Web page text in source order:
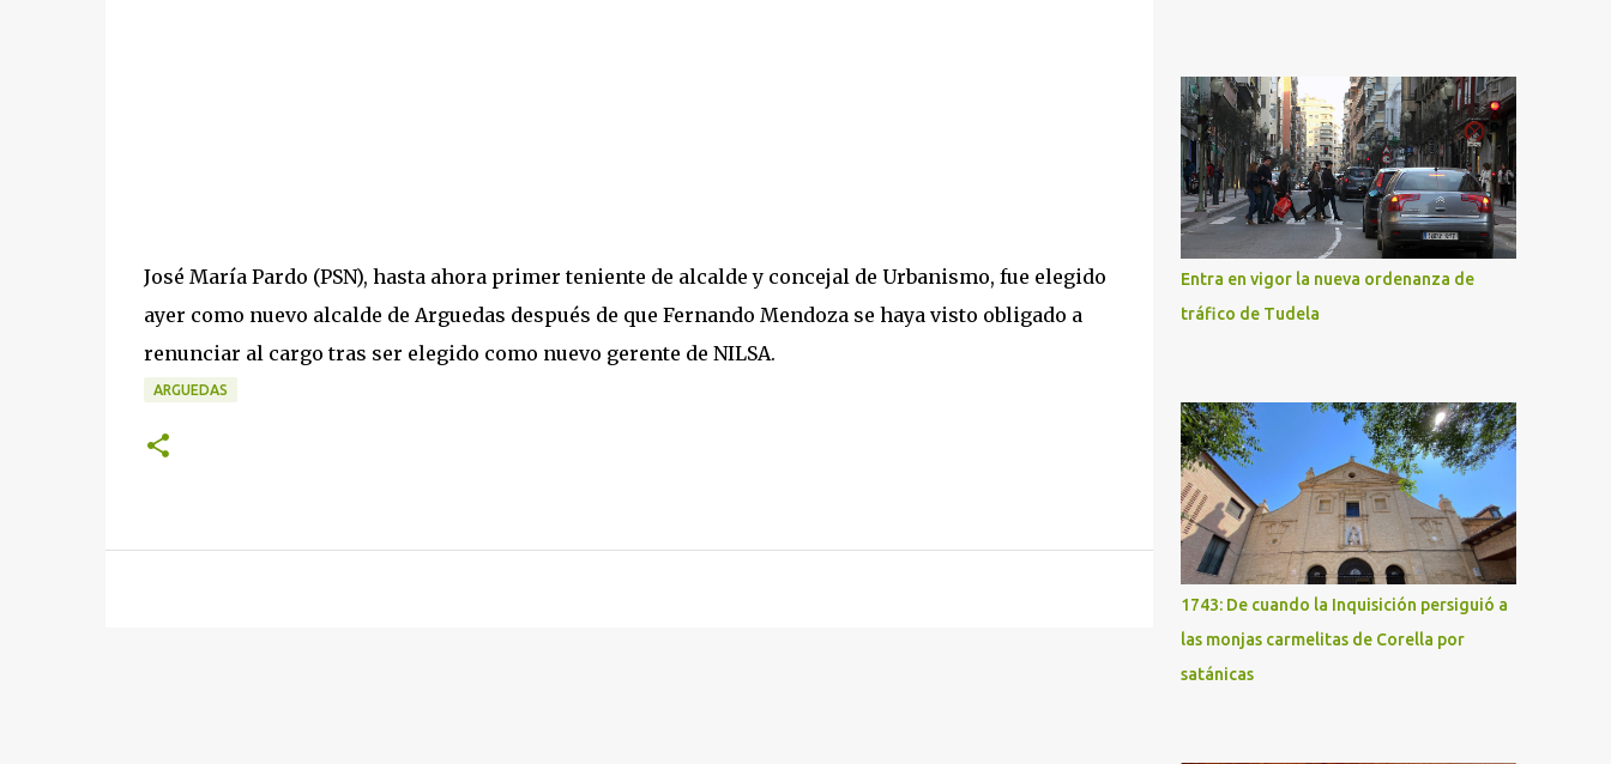
José María Pardo (PSN), hasta ahora primer teniente de alcalde y concejal de Urbanismo, fue elegido
ayer como nuevo alcalde de Arguedas después de que Fernando Mendoza se haya visto obligado a
renunciar al cargo tras ser elegido como nuevo gerente de NILSA.
ARGUEDAS
Entra en vigor la nueva ordenanza de
tráfico de Tudela
1743: De cuando la Inquisición persiguió a
las monjas carmelitas de Corella por
satánicas